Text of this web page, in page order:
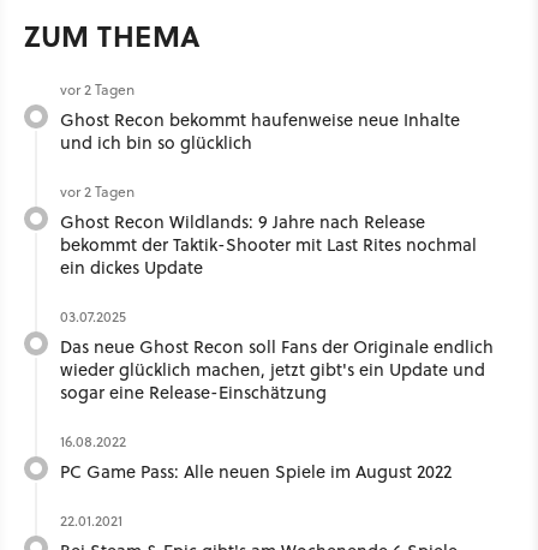
ZUM THEMA
vor 2 Tagen
Ghost Recon bekommt haufenweise neue Inhalte
und ich bin so glücklich
vor 2 Tagen
Ghost Recon Wildlands: 9 Jahre nach Release
bekommt der Taktik-Shooter mit Last Rites nochmal
ein dickes Update
03.07.2025
Das neue Ghost Recon soll Fans der Originale endlich
wieder glücklich machen, jetzt gibt's ein Update und
sogar eine Release-Einschätzung
16.08.2022
PC Game Pass: Alle neuen Spiele im August 2022
22.01.2021